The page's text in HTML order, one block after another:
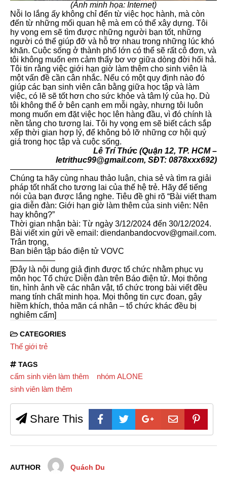
(Ảnh minh họa: Internet)
Nỗi lo lắng ấy không chỉ đến từ việc học hành, mà còn
đến từ những mối quan hệ mà em có thể xây dựng. Tôi
hy vọng em sẽ tìm được những người bạn tốt, những
người có thể giúp đỡ và hỗ trợ nhau trong những lúc khó
khăn. Cuộc sống ở thành phố lớn có thể sẽ rất cô đơn, và
tôi không muốn em cảm thấy bơ vơ giữa dòng đời hối hả.
Tôi tin rằng việc giới hạn giờ làm thêm cho sinh viên là
một vấn đề cần cân nhắc. Nếu có một quy định nào đó
giúp các bạn sinh viên cân bằng giữa học tập và làm
việc, có lẽ sẽ tốt hơn cho sức khỏe và tâm lý của họ. Dù
tôi không thể ở bên cạnh em mỗi ngày, nhưng tôi luôn
mong muốn em đặt việc học lên hàng đầu, vì đó chính là
nền tảng cho tương lai. Tôi hy vọng em sẽ biết cách sắp
xếp thời gian hợp lý, để không bỏ lỡ những cơ hội quý
giá trong học tập và cuộc sống.
Lê Trí Thức (Quận 12, TP. HCM –
letrithuc99@gmail.com, SĐT: 0878xxx692)
—————————
Chúng ta hãy cùng nhau thảo luận, chia sẻ và tìm ra giải
pháp tốt nhất cho tương lai của thế hệ trẻ. Hãy để tiếng
nói của bạn được lắng nghe. Tiêu đề ghi rõ “Bài viết tham
gia diễn đàn: Giới hạn giờ làm thêm của sinh viên: Nên
hay không?”
Thời gian nhận bài: Từ ngày 3/12/2024 đến 30/12/2024.
Bài viết xin gửi về email: diendanbandocvov@gmail.com.
Trân trọng,
Ban biên tập báo điện tử VOVC
—————–
[Đây là nội dung giả định được tổ chức nhằm phục vụ
môn học Tổ chức Diễn đàn trên Báo điện tử. Mọi thông
tin, hình ảnh về các nhân vật, tổ chức trong bài viết đều
mang tính chất minh họa. Mọi thông tin cực đoan, gây
hiềm khích, thỏa mãn cá nhân – tổ chức khác đều bị
nghiêm cấm]
CATEGORIES
Thế giới trẻ
TAGS
cấm sinh viên làm thêm
nhóm ALONE
sinh viên làm thêm
Share This
AUTHOR Quách Du